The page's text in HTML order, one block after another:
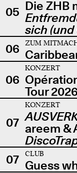
05 Die ZHB
sich
06
ZUM
06
KONZERT
Tour 2026
07
KONZERT
areem &
07
CLUB
Guess